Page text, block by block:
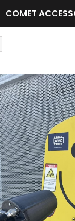
COMET